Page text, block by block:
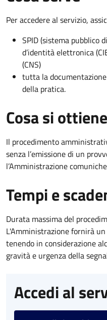
Per accedere al servizio,
SPID (sistema pubblico
d’identità elettronica
(CNS)
tutta la
della pratica.
Cosa si ottiene
Il procedimento
senza l’emissione di un
l’Amministrazione
Tempi e
Durata massima del
L'Amministrazione fornirà
tenendo in considerazione
gravità e urgenza della
Accedi al